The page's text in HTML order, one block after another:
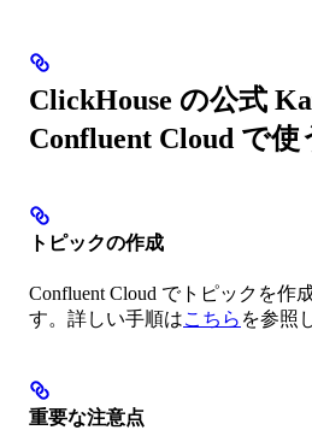
ClickHouse の公式
Confluent Cloud で使
トピックの作成
Confluent Cloud でトピックを作
す。詳しい手順はこちら を参照
重要な注意点